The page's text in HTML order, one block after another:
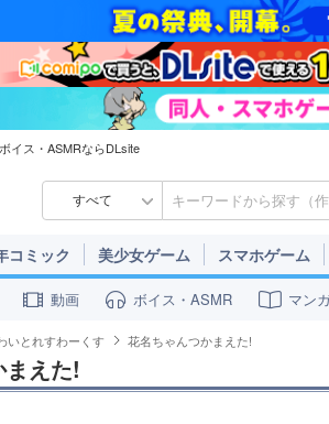
イス・ASMRならDLsite
すべて
コミック 美少女ゲーム スマホゲーム
動画 ボイス・ASMR マン
いとれすわーくす 花名ちゃんつかまえた!
えた!